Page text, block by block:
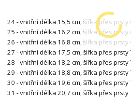
24 - vnitřní délka 15,5 cm, šířka přes prsty
25 - vnitřní délka 16,2 cm, šířka přes prsty
26 - vnitřní délka 16,8 cm, šířka přes prsty
27 - vnitřní délka 17,5 cm, šířka přes prsty
28 - vnitřní délka 18,2 cm, šířka přes prsty
29 - vnitřní délka 18,8 cm, šířka přes prsty
30 - vnitřní délka 19,6 cm, šířka přes prsty
31 - vnitřní délka 20,7 cm, šířka přes prsty